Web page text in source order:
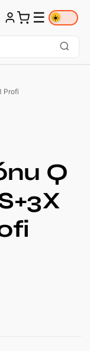
☰ ☀️
Profi
Q